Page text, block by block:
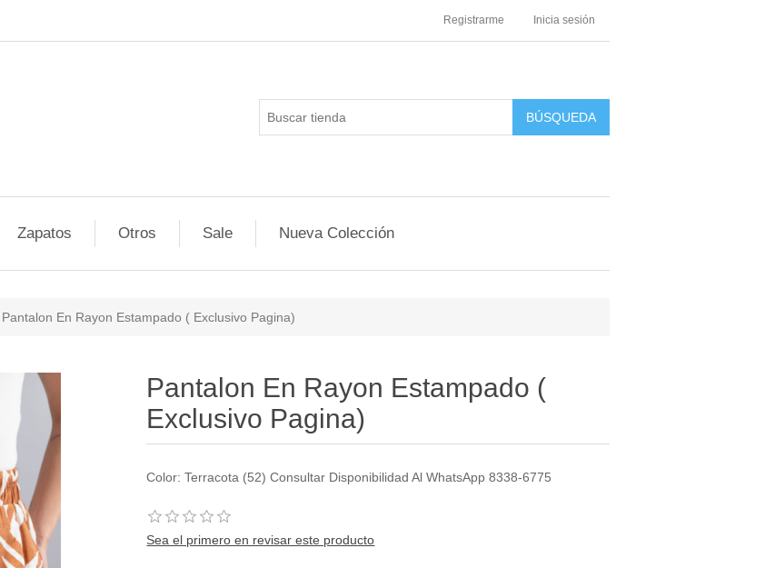
Registrarme Inicia sesión
Zapatos Otros Sale Nueva Colección
Pantalon En Rayon Estampado ( Exclusivo Pagina)
Pantalon En Rayon Estampado (
Exclusivo Pagina)
Color: Terracota (52) Consultar Disponibilidad Al WhatsApp 8338-6775
Sea el primero en revisar este producto